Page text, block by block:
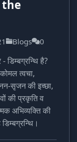
the
Blogs 0
डिम्बग्रन्थि है?
त्वचा,
सृजन की इच्छा,
की प्रकृति व
अभिव्यक्ति की